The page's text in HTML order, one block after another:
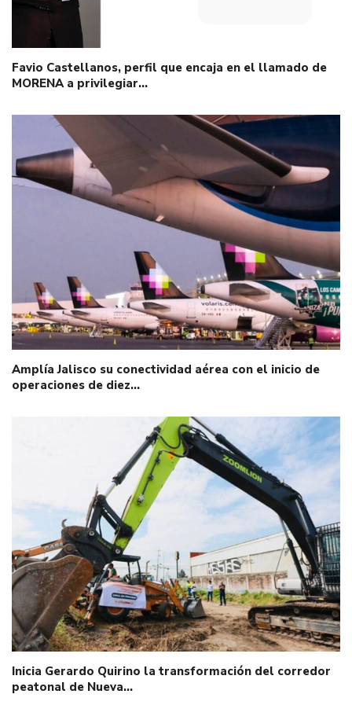
Favio Castellanos, perfil que encaja en el llamado de
MORENA a privilegiar…
Amplía Jalisco su conectividad aérea con el inicio de
operaciones de diez…
Inicia Gerardo Quirino la transformación del corredor
peatonal de Nueva…